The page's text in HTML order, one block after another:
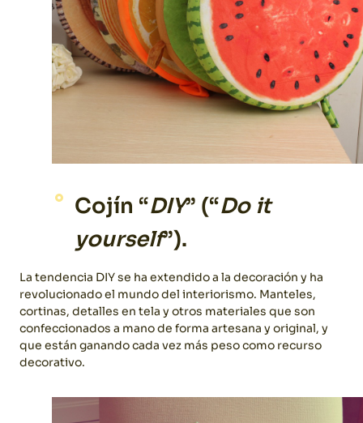
Cojín “DIY” (“Do it
yourself”).
La tendencia DIY se ha extendido a la decoración y ha
revolucionado el mundo del interiorismo. Manteles,
cortinas, detalles en tela y otros materiales que son
confeccionados a mano de forma artesana y original, y
que están ganando cada vez más peso como recurso
decorativo.